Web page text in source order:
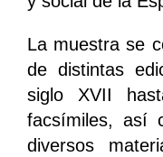
La muestra se
de distintas
siglo XVII
facsímiles, así
diversos